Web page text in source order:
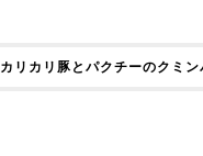
カリカリ豚とパクチーのクミン